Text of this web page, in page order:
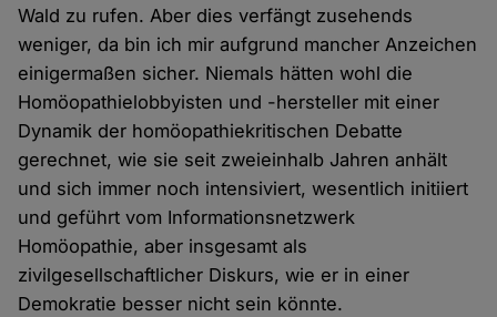
Wald zu rufen. Aber dies verfängt zusehends
weniger, da bin ich mir aufgrund mancher Anzeichen
einigermaßen sicher. Niemals hätten wohl die
Homöopathielobbyisten und -hersteller mit einer
Dynamik der homöopathiekritischen Debatte
gerechnet, wie sie seit zweieinhalb Jahren anhält
und sich immer noch intensiviert, wesentlich initiiert
und geführt vom Informationsnetzwerk
Homöopathie, aber insgesamt als
zivilgesellschaftlicher Diskurs, wie er in einer
Demokratie besser nicht sein könnte.